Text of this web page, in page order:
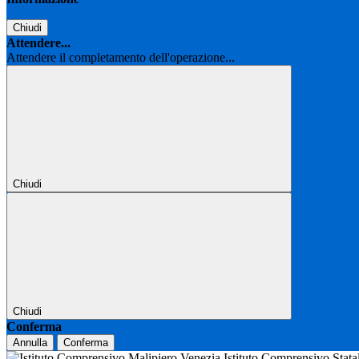
Chiudi
Attendere...
Attendere il completamento dell'operazione...
Chiudi
Chiudi
Conferma
Annulla Conferma